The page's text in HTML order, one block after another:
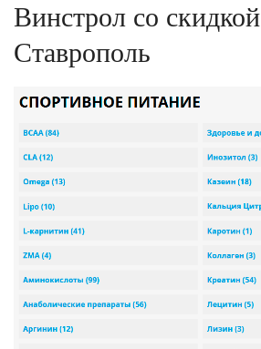
Винстрол со скидкой
Ставрополь